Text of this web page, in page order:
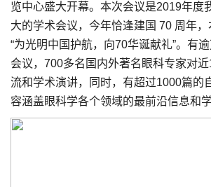
览中心盛大开幕。本次会议是2019年度
大的学术会议，今年恰逢建国 70 周年
“为光明中国护航，向70华诞献礼”。有
会议，700多名国内外著名眼科专家对
流和学术演讲，同时，有超过1000篇的
容涵盖眼科学各个领域的最前沿信息和学